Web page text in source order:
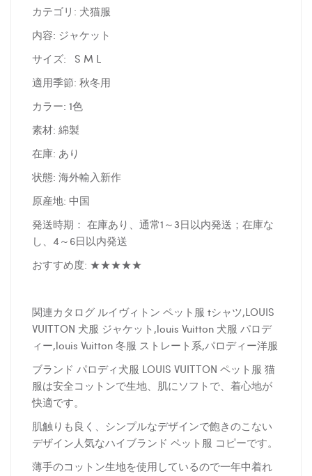
カテゴリ: 犬猫服
内容: ジャケット
サイズ: S M L
適用季節: 秋冬用
カラー: 1色
素材: 綿製
在庫: あり
状態: 海外輸入新作
原産地: 中国
発送時期： 在庫あり、通常1～3日以内発送；在庫な
し、4～6日以内発送
おすすめ度: ★★★★★
関連カタログ ルイヴィトン ペット服 tシャツ,LOUIS
VUITTON 犬服 ジャケット,louis Vuitton 犬服 パロデ
ィー,louis Vuitton 冬服 ストレート系,パロディー洋服
ブランド パロディ犬服 LOUIS VUITTON ペット服 猫
服は安全コットンで生地、肌にソフトで、着心地が
快適です。
肌触りも良く、シンプルなデザインで飽きのこない
デザイン人気なハイブランド ペット服 コピーです。
薄手のコットン生地を使用しているので一年中着れ